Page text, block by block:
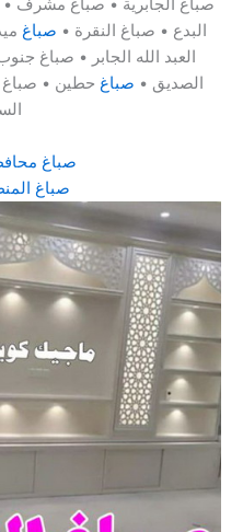
صباغ الجابرية • صباغ مشرف •
البدع • صباغ النقرة • صباغ
العبد الله الجابر • صباغ
الصديق • صباغ حطين • صباغ
صباغ
صباغ